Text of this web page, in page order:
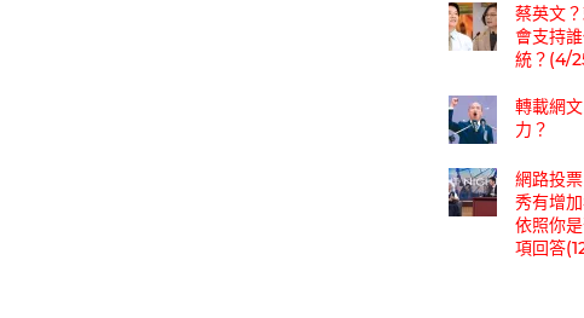
蔡英文
會支持
統？(4/
轉載網
力？
網路投
秀有增
依照你
項回答